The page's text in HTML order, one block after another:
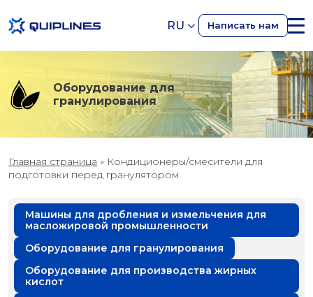
RU Написать нам
Оборудование для
гранулирования
Главная страница » Кондиционеры/смесители для
подготовки перед гранулятором
Машины для дробления и измельчения для
масложировой промышленности
Оборудование для гранулирования
Оборудование для производства жирных
кислот